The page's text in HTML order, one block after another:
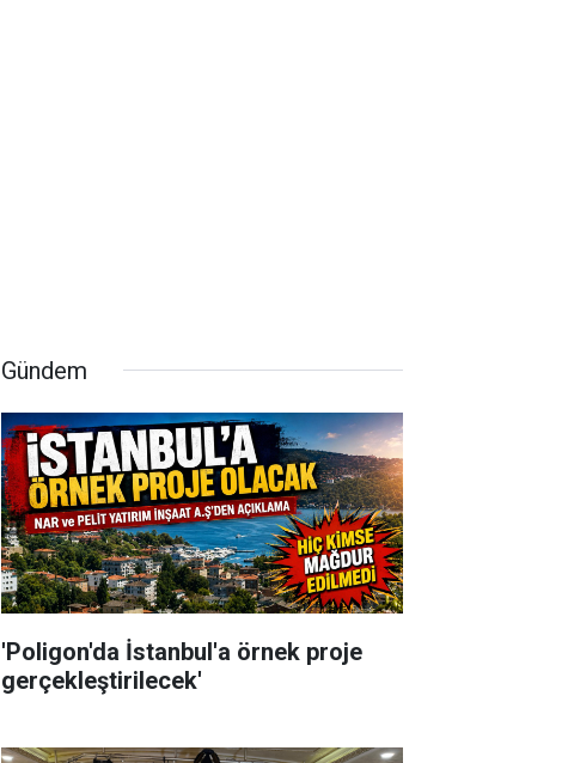
Gündem
'Poligon'da İstanbul'a örnek proje
gerçekleştirilecek'